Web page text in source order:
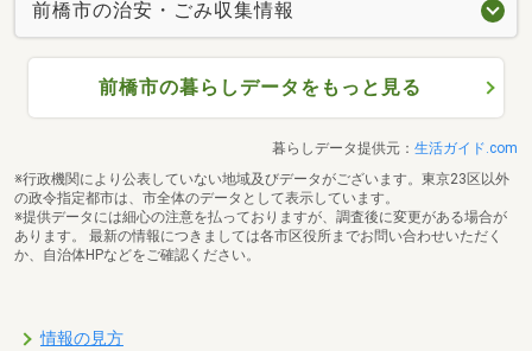
前橋市の治安・ごみ収集情報
前橋市の暮らしデータをもっと見る
暮らしデータ提供元： 生活ガイド.com
※行政機関により公表していない地域及びデータがございます。東京23区以外
の政令指定都市は、市全体のデータとして表示しています。
※提供データには細心の注意を払っておりますが、調査後に変更がある場合が
あります。 最新の情報につきましては各市区役所までお問い合わせいただく
か、自治体HPなどをご確認ください。
情報の見方